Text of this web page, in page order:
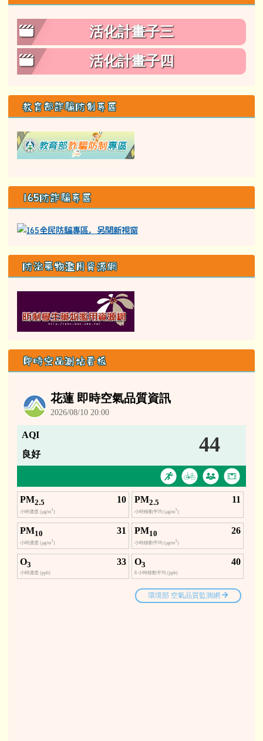
活化計畫子三
活化計畫子四
教育部詐騙防制專區
165防詐騙專區
防治藥物濫用資源網
即時空品測站看板